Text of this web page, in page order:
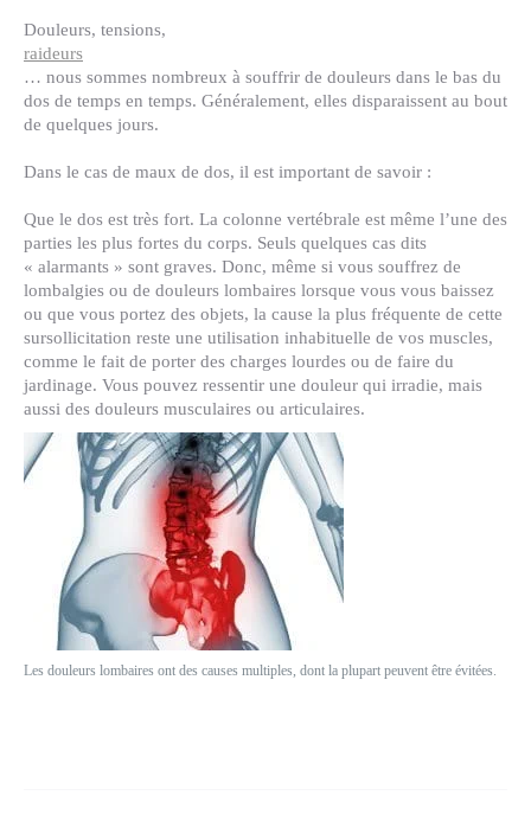
Douleurs, tensions,
raideurs
… nous sommes nombreux à souffrir de douleurs dans le bas du
dos de temps en temps. Généralement, elles disparaissent au bout
de quelques jours.
Les douleurs lombaires ont des causes multiples, dont la plupart peuvent être évitées.
Dans le cas de maux de dos, il est important de savoir :
Que le dos est très fort. La colonne vertébrale est même l’une des
parties les plus fortes du corps. Seuls quelques cas dits
« alarmants » sont graves. Donc, même si vous souffrez de
lombalgies ou de douleurs lombaires lorsque vous vous baissez
ou que vous portez des objets, la cause la plus fréquente de cette
sursollicitation reste une utilisation inhabituelle de vos muscles,
comme le fait de porter des charges lourdes ou de faire du
jardinage. Vous pouvez ressentir une douleur qui irradie, mais
aussi des douleurs musculaires ou articulaires.